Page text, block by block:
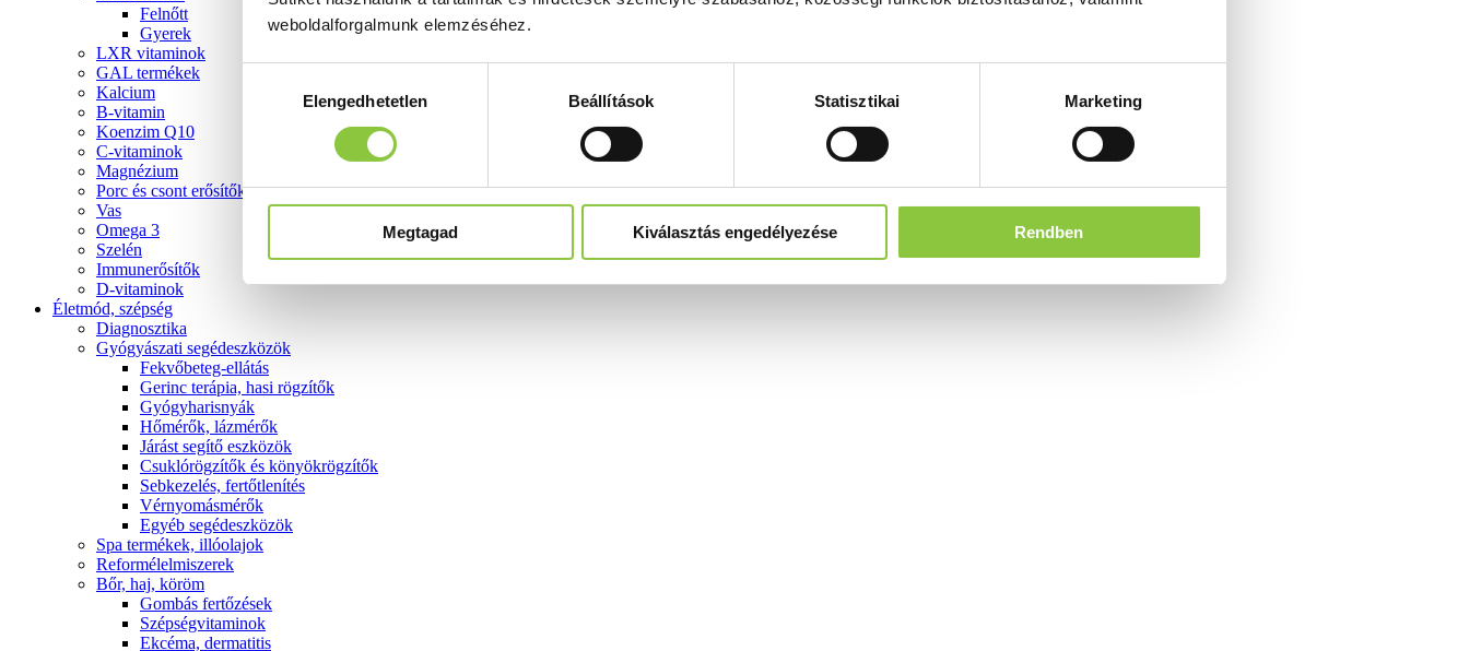
weboldalforgalmunk elemzéséhez.
kiválasztásaElengedhetetlen Beállítások Statisztikai Marketing
Megtagad Kiválasztás engedélyezése Rendben
Felnőtt
Gyerek
LXR vitaminok
GAL termékek
Kalcium
B-vitamin
Koenzim Q10
C-vitaminok
Magnézium
Porc és csont erősítők
Vas
Omega 3
Szelén
Immunerősítők
D-vitaminok
Életmód, szépség
Diagnosztika
Gyógyászati segédeszközök
Fekvőbeteg-ellátás
Gerinc terápia, hasi rögzítők
Gyógyharisnyák
Hőmérők, lázmérők
Járást segítő eszközök
Csuklórögzítők és könyökrögzítők
Sebkezelés, fertőtlenítés
Vérnyomásmérők
Egyéb segédeszközök
Spa termékek, illóolajok
Reformélelmiszerek
Bőr, haj, köröm
Gombás fertőzések
Szépségvitaminok
Ekcéma, dermatitis